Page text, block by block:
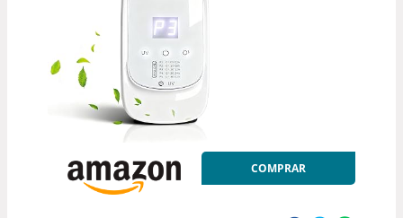
COMPRAR